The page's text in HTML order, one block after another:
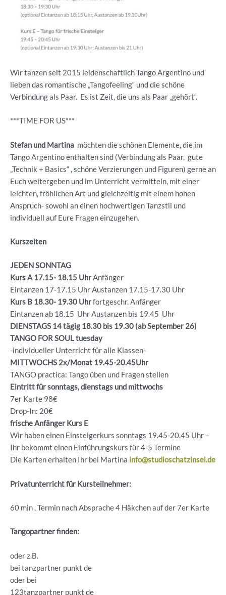
Wir tanzen seit 2015 leidenschaftlich Tango Argentino und
lieben das romantische „Tangofeeling“ und die schöne
Verbindung als Paar. Es ist Zeit, die uns als Paar „gehört“.
***TIME FOR US***
Stefan und Martina möchten die schönen Elemente, die im
Tango Argentino enthalten sind (Verbindung als Paar, gute
„Technik + Basics“ , schöne Verzierungen und Figuren) gerne an
Euch weitergeben und im Unterricht vermitteln, mit einer
leichten, fröhlichen Art und gleichzeitig mit einem hohen
Anspruch- sowohl an einen hochwertigen Tanzstil und
individuell auf Eure Fragen einzugehen.
Kurszeiten
JEDEN SONNTAG
Kurs A 17.15- 18.15 UhrAnfänger
Eintanzen 17-17.15 Uhr Austanzen 17.15-17.30 Uhr
Kurs B 18.30- 19.30 Uhrfortgeschr. Anfänger
Eintanzen ab 18.15 Uhr Austanzen bis 19.45 Uhr
DIENSTAGS 14 tägig 18.30 bis 19.30 (ab September 26)
TANGO FOR SOUL tuesday
-individueller Unterricht für alle Klassen-
MITTWOCHS 2x/Monat 19.45-20.45Uhr
TANGO practica: Tango üben und Fragen stellen
Eintritt für sonntags, dienstags und mittwochs
7er Karte 98€
Drop-In: 20€
frische Anfänger Kurs E
Wir haben einen Einsteigerkurs sonntags 19.45-20.45 Uhr –
Ihr bekommt einen Einführungskurs für 4-5 Termine
Die Karten erhalten Ihr bei Martina info@studioschatzinsel.de
Privatunterricht für Kursteilnehmer:
60 min , Termin nach Absprache 4 Häkchen auf der 7er Karte
Tangopartner finden:
oder z.B.
bei tanzpartner punkt de
oder bei
123tanzpartner punkt de